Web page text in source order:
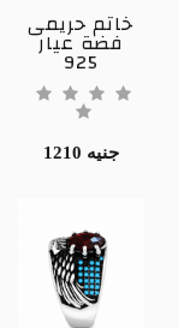
خاتم حريمى
فضة عيار
925
1210 جنيه